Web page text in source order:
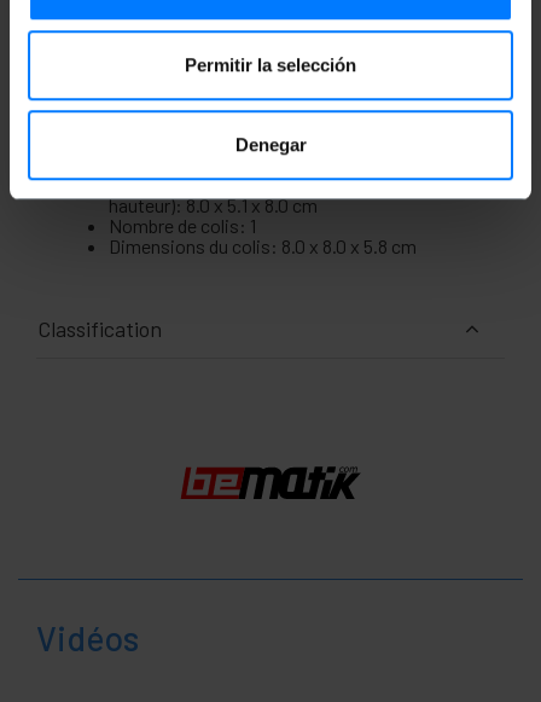
Permitir la selección
Denegar
Mesures et poids
Dimensions du produit (largeur x profondeur x
hauteur): 8.0 x 5.1 x 8.0 cm
Nombre de colis: 1
Dimensions du colis: 8.0 x 8.0 x 5.8 cm
Classification
Vidéos